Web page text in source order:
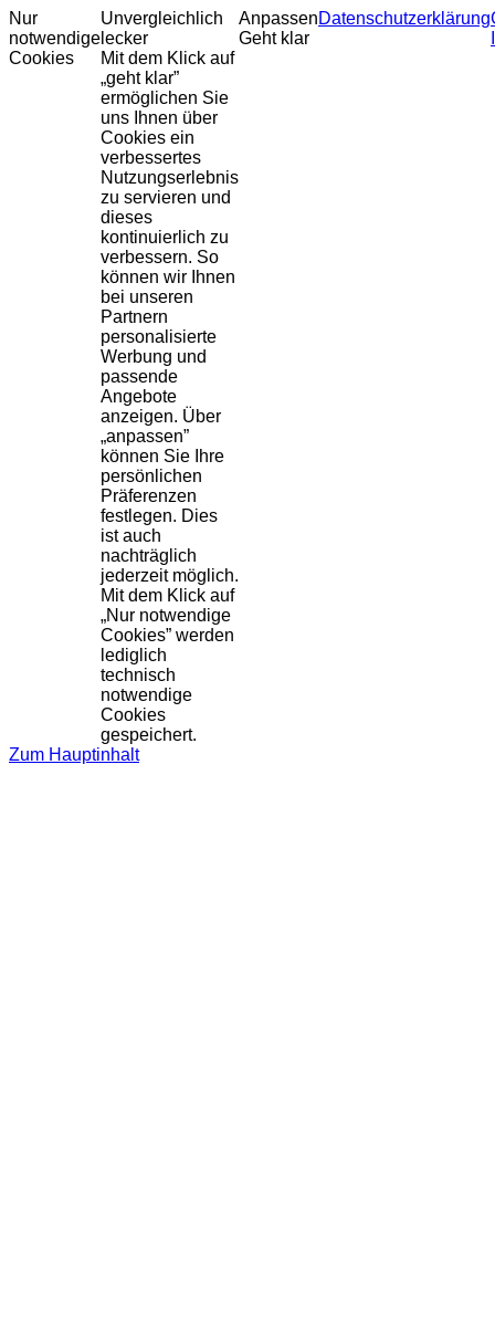
Nur
notwendige
Cookies
Unvergleichlich
lecker
Mit dem Klick auf
„geht klar”
ermöglichen Sie
uns Ihnen über
Cookies ein
verbessertes
Nutzungserlebnis
zu servieren und
dieses
kontinuierlich zu
verbessern. So
können wir Ihnen
bei unseren
Partnern
personalisierte
Werbung und
passende
Angebote
anzeigen. Über
„anpassen”
können Sie Ihre
persönlichen
Präferenzen
festlegen. Dies
ist auch
nachträglich
jederzeit möglich.
Mit dem Klick auf
„Nur notwendige
Cookies” werden
lediglich
technisch
notwendige
Cookies
gespeichert.
Anpassen
Geht klar
Datenschutzerklärung
Zum Hauptinhalt